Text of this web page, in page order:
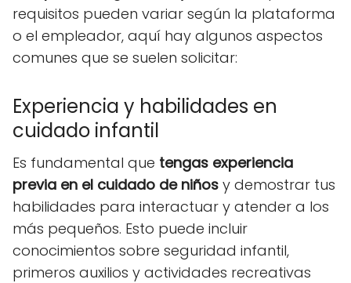
requisitos pueden variar según la plataforma
o el empleador, aquí hay algunos aspectos
comunes que se suelen solicitar:
Experiencia y habilidades en
cuidado infantil
Es fundamental que tengas experiencia
previa en el cuidado de niños y demostrar tus
habilidades para interactuar y atender a los
más pequeños. Esto puede incluir
conocimientos sobre seguridad infantil,
primeros auxilios y actividades recreativas